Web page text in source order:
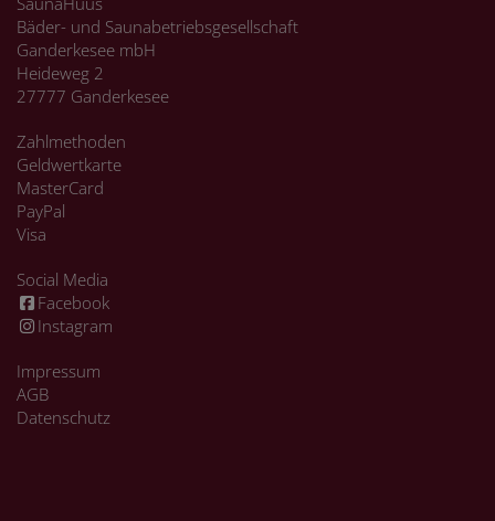
Bäder- und Saunabetriebsgesellschaft
Ganderkesee mbH
Heideweg 2
27777 Ganderkesee
Zahlmethoden
Geldwertkarte
MasterCard
PayPal
Visa
Social Media
Facebook
Instagram
Impressum
AGB
Datenschutz